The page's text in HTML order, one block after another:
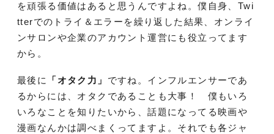
を頑張る価値はあると思うんですよね。僕自身、Twi
tterでのトライ＆エラーを繰り返した結果、オンライ
ンサロンや企業のアカウント運営にも役立ってます
から。
最後に 「オタク力」 ですね。インフルエンサーであ
るからには、オタクであることも大事！ 僕もいろ
いろなことを知りたいから、話題になってる映画や
漫画なんかは調べまくってますよ。それでも各ジャ